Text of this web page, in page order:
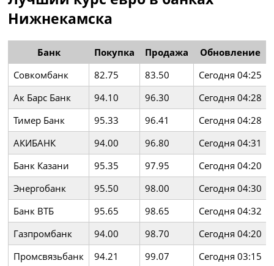
Нижнекамска
Банк Покупка Продажа
Обновление
Совкомбанк
82.75 83.50
Сегодня 04:25
Ак Барс Банк
94.10 96.30
Сегодня 04:28
Тимер Банк
95.33 96.41
Сегодня 04:28
АКИБАНК
94.00 96.80
Сегодня 04:31
Банк Казани
95.35 97.95
Сегодня 04:20
Энергобанк
95.50 98.00
Сегодня 04:30
Банк ВТБ
95.65 98.65
Сегодня 04:32
Газпромбанк
94.00 98.70
Сегодня 04:20
Промсвязьбанк
94.21 99.07
Сегодня 03:15